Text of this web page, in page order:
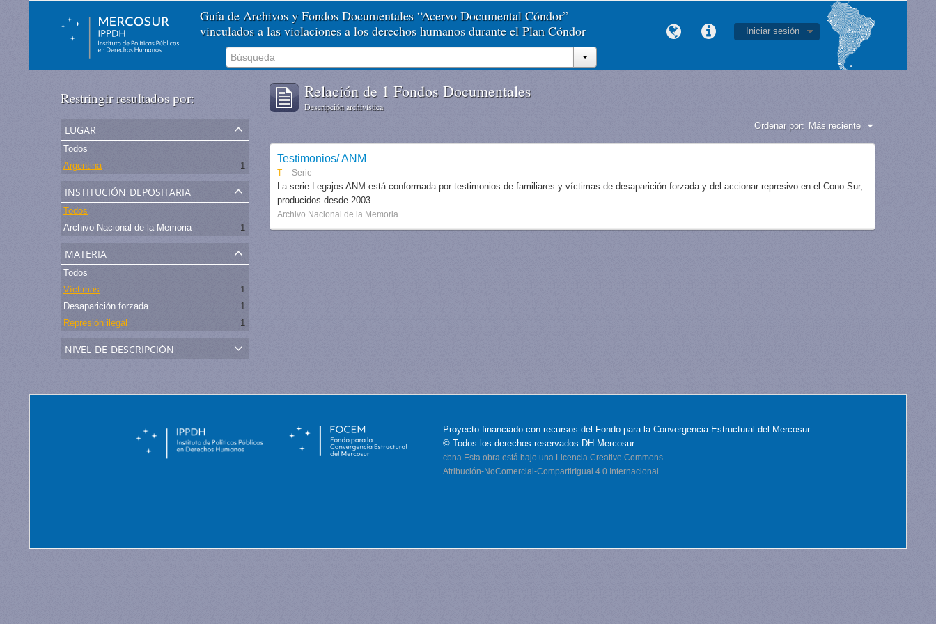
Guía de Archivos y Fondos Documentales “Acervo Documental Cóndor”
vinculados a las violaciones a los derechos humanos durante el Plan Cóndor
Iniciar sesión
Restringir resultados por:
lugar
Todos
Argentina
1
institución depositaria
Todos
Archivo Nacional de la Memoria
1
materia
Todos
Víctimas
1
Desaparición forzada
1
Represión ilegal
1
nivel de descripción
Relación de 1 Fondos Documentales
Descripción archivística
Ordenar por: Más reciente
Testimonios/ ANM
T Serie
La serie Legajos ANM está conformada por testimonios de familiares y víctimas de desaparición forzada y del accionar represivo en el Cono Sur,
producidos desde 2003.
Archivo Nacional de la Memoria
Proyecto financiado con recursos del Fondo para la Convergencia Estructural del Mercosur
© Todos los derechos reservados DH Mercosur
cbna Esta obra está bajo una Licencia Creative Commons
Atribución-NoComercial-CompartirIgual 4.0 Internacional.